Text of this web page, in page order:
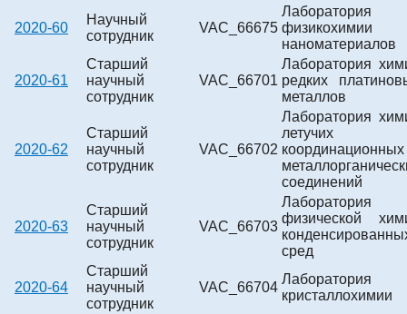
2020-60
Научный
сотрудник
VAC_66675
Лаборатория
физикохимии
наноматериалов
2020-61
Старший
научный
сотрудник
VAC_66701
Лаборатория
редких
металлов
2020-62
Старший
научный
сотрудник
VAC_66702
Лаборатория
летучих
соединений
2020-63
Старший
научный
сотрудник
VAC_66703
Лаборатория
физической
сред
2020-64
Старший
научный
сотрудник
VAC_66704
Лаборатория
кристаллохимии